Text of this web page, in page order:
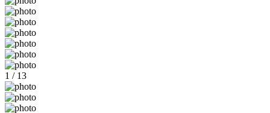
1 / 13